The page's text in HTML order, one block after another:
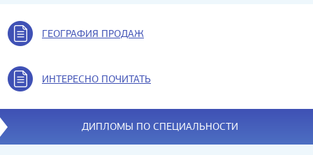
ГЕОГРАФИЯ ПРОДАЖ
ИНТЕРЕСНО ПОЧИТАТЬ
ДИПЛОМЫ ПО СПЕЦИАЛЬНОСТИ